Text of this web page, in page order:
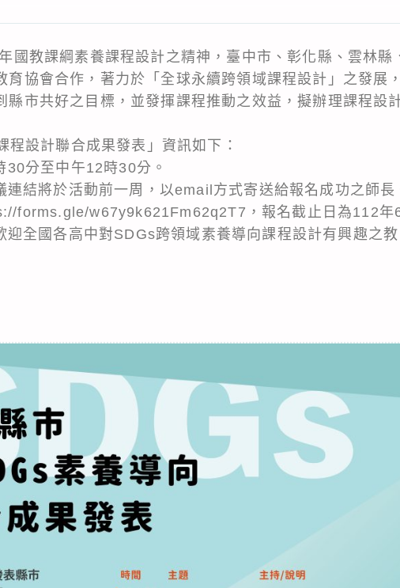
國教課綱素養課程設計之精神，臺中市、彰化縣、雲林縣
協會合作，著力於「全球永續跨領域課程設計」之發展，
市共好之目標，並發揮課程推動之效益，擬辦理課程設
設計聯合成果發表」資訊如下：
分至中午12時30分。
結將於活動前一周，以email方式寄送給報名成功之師長
forms.gle/w67y9k621Fm62q2T7，報名截止日為112年
全國各高中對SDGs跨領域素養導向課程設計有興趣之教